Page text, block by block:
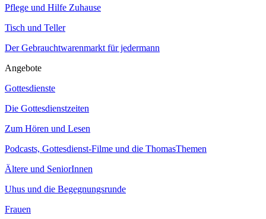
Pflege und Hilfe Zuhause
Tisch und Teller
Der Gebrauchtwarenmarkt für jedermann
Angebote
Gottesdienste
Die Gottesdienstzeiten
Zum Hören und Lesen
Podcasts, Gottesdienst-Filme und die ThomasThemen
Ältere und SeniorInnen
Uhus und die Begegnungsrunde
Frauen